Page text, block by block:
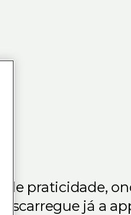
de praticidade,
Descarregue já a